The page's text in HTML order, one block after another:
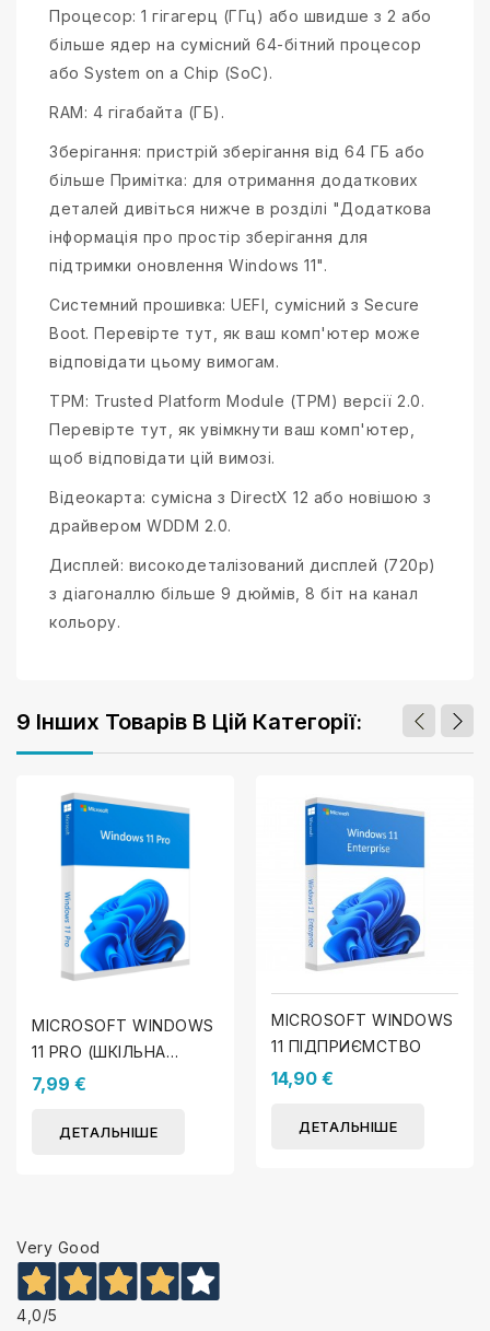
Процесор: 1 гігагерц (ГГц) або швидше з 2 або
більше ядер на сумісний 64-бітний процесор
або System on a Chip (SoC).
RAM: 4 гігабайта (ГБ).
Зберігання: пристрій зберігання від 64 ГБ або
більше Примітка: для отримання додаткових
деталей дивіться нижче в розділі "Додаткова
інформація про простір зберігання для
підтримки оновлення Windows 11".
Системний прошивка: UEFI, сумісний з Secure
Boot. Перевірте тут, як ваш комп'ютер може
відповідати цьому вимогам.
TPM: Trusted Platform Module (TPM) версії 2.0.
Перевірте тут, як увімкнути ваш комп'ютер,
щоб відповідати цій вимозі.
Відеокарта: сумісна з DirectX 12 або новішою з
драйвером WDDM 2.0.
Дисплей: високодеталізований дисплей (720p)
з діагоналлю більше 9 дюймів, 8 біт на канал
кольору.
9 Інших Товарів В Цій Категорії:
MICROSOFT WINDOWS
11 PRO (ШКІЛЬНА
ПРОМО)
7,99 €
ДЕТАЛЬНІШЕ
MICROSOFT WINDOWS
11 ПІДПРИЄМСТВО
14,90 €
ДЕТАЛЬНІШЕ
Very Good
4,0/5